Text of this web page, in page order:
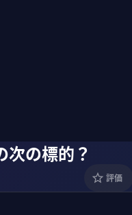
次の標的？
評価